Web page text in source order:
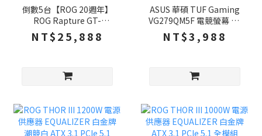
倒數5台【ROG 20週年】
ROG Rapture GT-
BE25000 20週年限定
Edition 20 電競路由器 四
NT$25,888
ASUS 華碩 TUF Gaming
VG279QM5F 電競螢幕 27
吋 260Hz FHD 0.3ms 內建
喇叭 螢幕
NT$3,988